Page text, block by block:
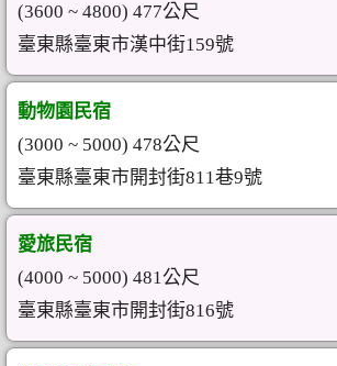
(3600 ~ 4800) 477公尺
臺東縣臺東市漢中街159號
動物園民宿
(3000 ~ 5000) 478公尺
臺東縣臺東市開封街811巷9號
愛旅民宿
(4000 ~ 5000) 481公尺
臺東縣臺東市開封街816號